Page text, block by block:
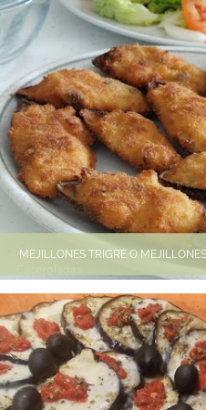
MEJILLONES TRIGRE O